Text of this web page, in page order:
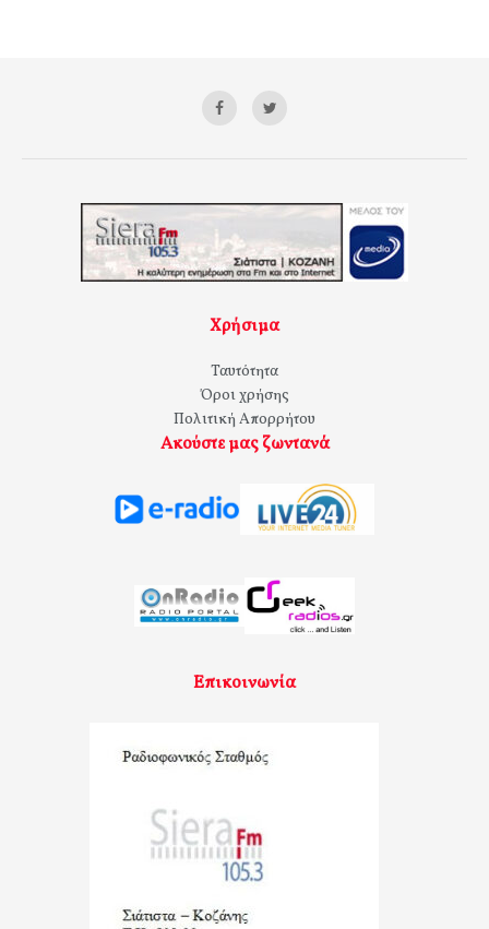
Χρήσιμα
Ταυτότητα
Όροι χρήσης
Πολιτική Απορρήτου
Ακούστε μας ζωντανά
Επικοινωνία